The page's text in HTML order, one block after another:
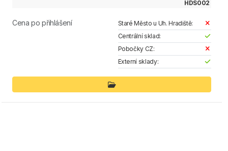
HDS002
Cena po přihlášení
Staré Město u Uh. Hradiště:
Centrální sklad:
Pobočky CZ:
Externí sklady: